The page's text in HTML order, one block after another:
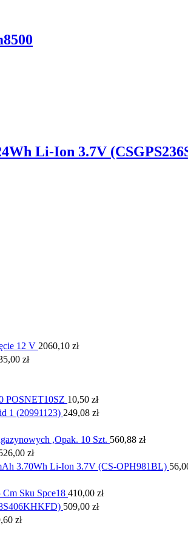
Li-Ion 3.7V
12 V 2060,10 zł
zł
10,50 zł
1 (20991123) 249,08 zł
,Opak. 10 Szt. 560,88 zł
zł
3.70Wh Li-Ion 3.7V (CS-OPH981BL)
Sku Spce18 410,00 zł
509,00 zł
zł